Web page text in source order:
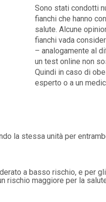
Sono stati condotti
fianchi che hanno
salute. Alcune
fianchi vada
– analogamente al
un test online non
Quindi in caso di
esperto o a un
la stessa unità per
a basso rischio, e per
rischio maggiore per la